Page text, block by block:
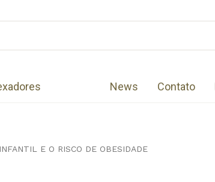
News Contato
E O RISCO DE OBESIDADE